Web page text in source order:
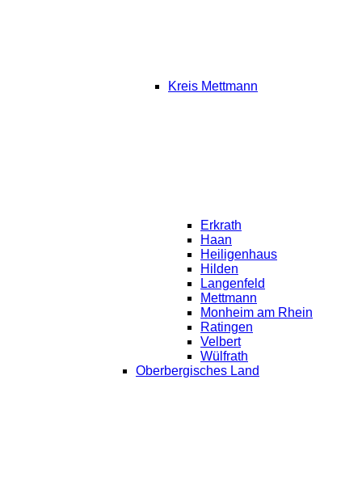
Kreis Mettmann
Erkrath
Haan
Heiligenhaus
Hilden
Langenfeld
Mettmann
Monheim am Rhein
Ratingen
Velbert
Wülfrath
Oberbergisches Land